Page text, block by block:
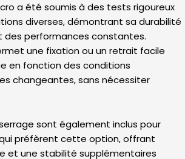
a été soumis à des tests rigoureux
diverses, démontrant sa durabilité
des performances constantes.
une fixation ou un retrait facile
en fonction des conditions
changeantes, sans nécessiter
sont également inclus pour
préfèrent cette option, offrant
et une stabilité supplémentaires